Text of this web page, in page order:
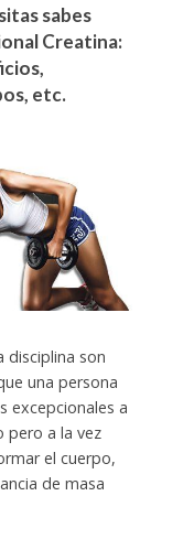
sabes
Creatina:
etc.
disciplina son
una persona
excepcionales a
pero a la vez
el cuerpo,
de masa